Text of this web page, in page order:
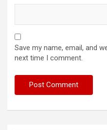
Save my name, email, and
next time I comment.